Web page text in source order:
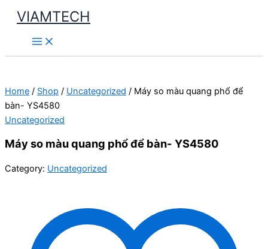
Skip
content
VIAMTECH
Main
Menu
Home / Shop / Uncategorized / Máy so màu quang phổ để
bàn- YS4580
Uncategorized
Máy so màu quang phổ để bàn- YS4580
Category: Uncategorized